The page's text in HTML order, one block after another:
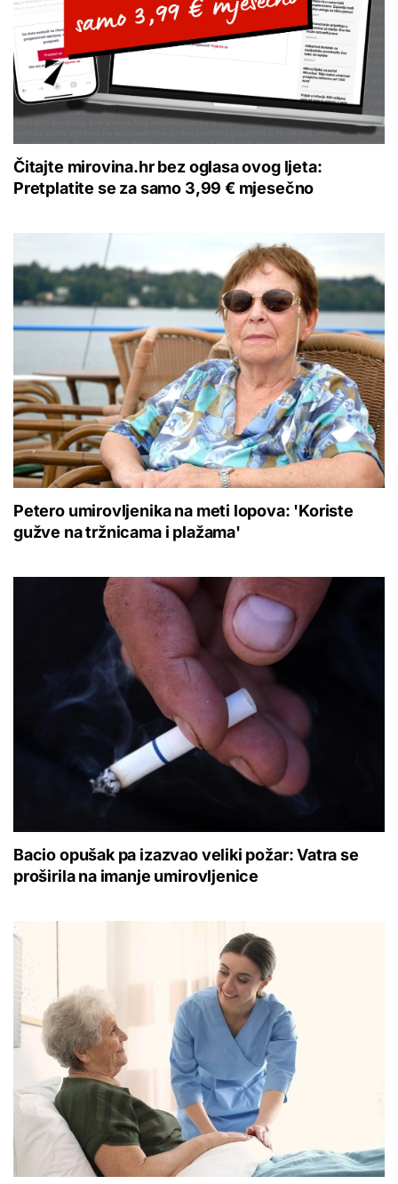
Čitajte mirovina.hr bez oglasa ovog ljeta:
Pretplatite se za samo 3,99 € mjesečno
Petero umirovljenika na meti lopova: 'Koriste
gužve na tržnicama i plažama'
Bacio opušak pa izazvao veliki požar: Vatra se
proširila na imanje umirovljenice